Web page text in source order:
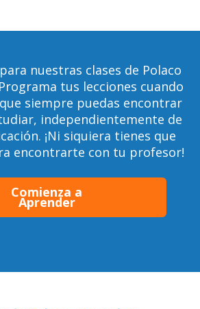
nuestras clases de Polaco
tus lecciones cuando
siempre puedas encontrar
independientemente de
¡Ni siquiera tienes que
encontrarte con tu profesor!
Comienza a
Aprender